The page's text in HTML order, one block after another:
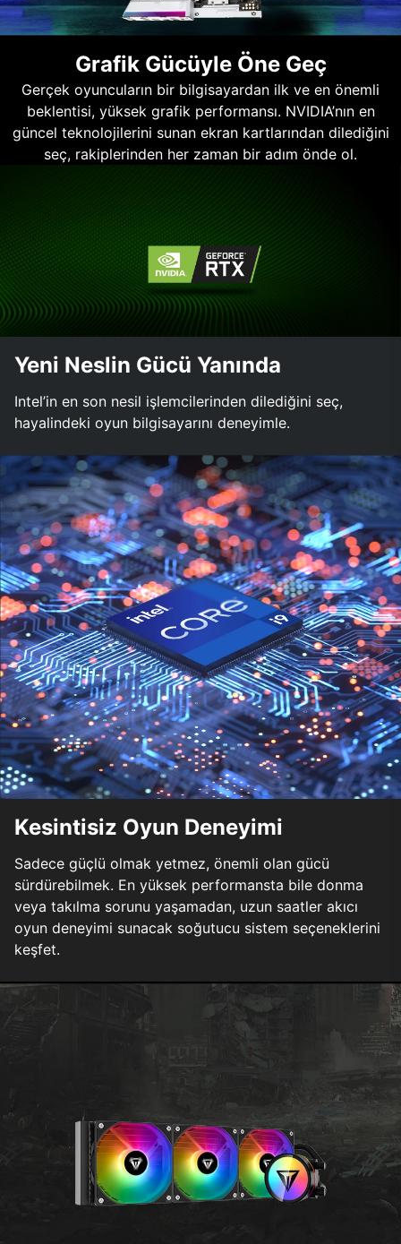
Grafik Gücüyle Öne Geç
Gerçek oyuncuların bir bilgisayardan ilk ve en önemli
beklentisi, yüksek grafik performansı. NVIDIA’nın en
güncel teknolojilerini sunan ekran kartlarından dilediğini
seç, rakiplerinden her zaman bir adım önde ol.
Yeni Neslin Gücü Yanında
Intel’in en son nesil işlemcilerinden dilediğini seç,
hayalindeki oyun bilgisayarını deneyimle.
Kesintisiz Oyun Deneyimi
Sadece güçlü olmak yetmez, önemli olan gücü
sürdürebilmek. En yüksek performansta bile donma
veya takılma sorunu yaşamadan, uzun saatler akıcı
oyun deneyimi sunacak soğutucu sistem seçeneklerini
keşfet.